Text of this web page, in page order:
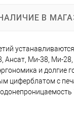
В
устанавливаются
Ансат, Ми-38, Ми-
и долгие
циферблатом с